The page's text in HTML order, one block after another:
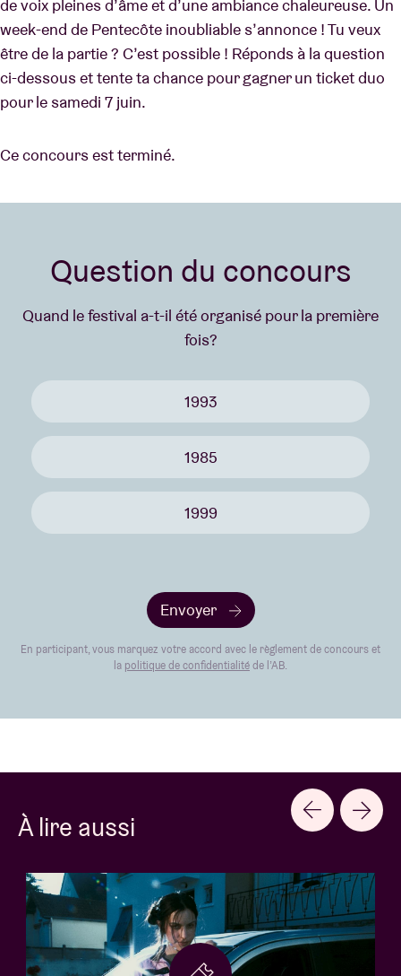
de voix pleines d’âme et d’une ambiance chaleureuse. Un
week-end de Pentecôte inoubliable s’annonce ! Tu veux
être de la partie ? C’est possible ! Réponds à la question
ci-dessous et tente ta chance pour gagner un ticket duo
pour le samedi 7 juin.
Ce concours est terminé.
Question du concours
Quand le festival a-t-il été organisé pour la première
fois?
1993
1985
1999
Envoyer
En participant, vous marquez votre accord avec le règlement de concours et
la politique de confidentialité de l’AB.
À lire aussi